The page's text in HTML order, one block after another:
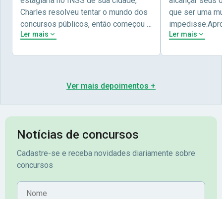
Charles resolveu tentar o mundo dos
concursos públicos, então começou a
estudar com contéudo gratuito que a
preparação completa, e o resultado
abriu o concurso para o Banco da sua
cidade, o Banrisul. Se tornou
assinante premium e em seguida
mérito no concurso do
Banrisul.Charles Kelvin Friske -
Ler mais
que ser uma
concursos
sua vida e
obstáculos
Pimenta -
Ler mais
Ver mais depoimentos +
Notícias de concursos
Cadastre-se e receba novidades diariamente sobre
concursos
Nome